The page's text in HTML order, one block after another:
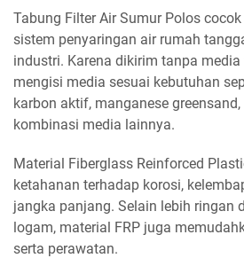
Tabung Filter Air Sumur Polos
sistem penyaringan air rumah
industri. Karena dikirim tanpa
mengisi media sesuai kebutuhan
karbon aktif, manganese
kombinasi media lainnya.
Material Fiberglass Reinforced
ketahanan terhadap korosi,
jangka panjang. Selain lebih ringan
logam, material FRP juga
serta perawatan.